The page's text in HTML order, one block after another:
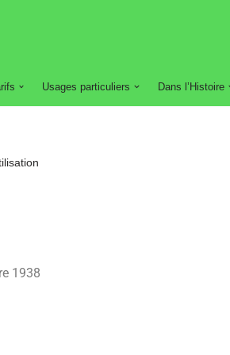
Usages particuliers Dans l’Histoire
1938